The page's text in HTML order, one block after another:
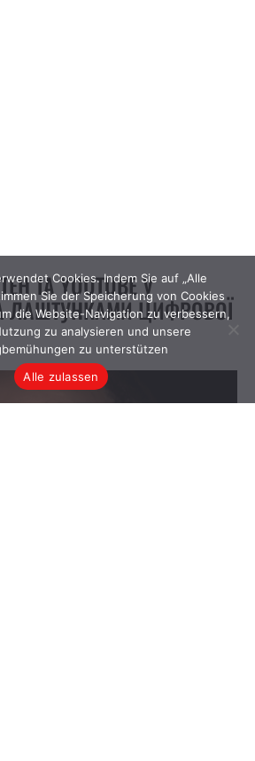
Cookies. Indem Sie auf „Alle
Sie der Speicherung von Cookies
die Website-Navigation zu verbessern,
zu analysieren und unsere
zu unterstützen
Alle zulassen